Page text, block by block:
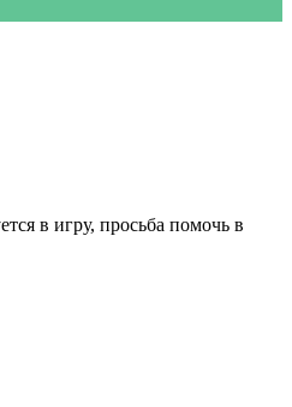
в игру, просьба помочь в